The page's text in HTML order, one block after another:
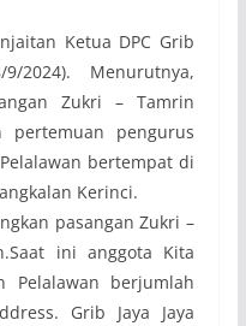
Ketua DPC Grib
2024). Menurutnya,
Zukri – Tamrin
pertemuan pengurus
bertempat di
Kerinci.
pasangan Zukri –
ini anggota Kita
Pelalawan berjumlah
Grib Jaya Jaya